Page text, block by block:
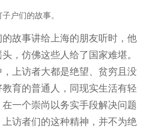
户们的故事。
故事讲给上海的朋友听时，他
，仿佛这些人给了国家难堪。
上访者大都是绝望、贫穷且没
育的普通人，同现实生活有轻
一个崇尚以务实手段解决问题
访者们的这种精神，并不为绝